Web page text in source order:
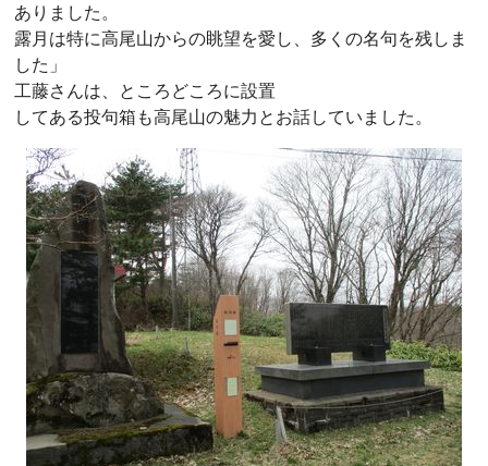
ありました。
露月は特に高尾山からの眺望を愛し、多くの名句を残しま
した」
工藤さんは、ところどころに設置
してある投句箱も高尾山の魅力とお話していました。